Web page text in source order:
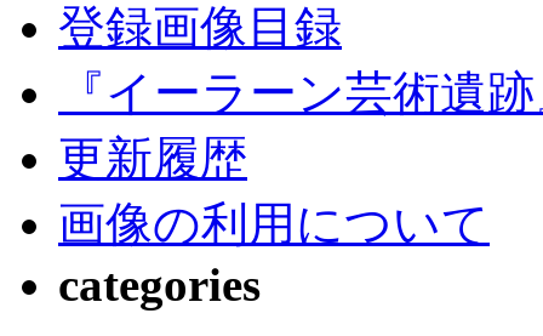
登録画像目録
『イーラーン芸術遺
更新履歴
画像の利用について
categories